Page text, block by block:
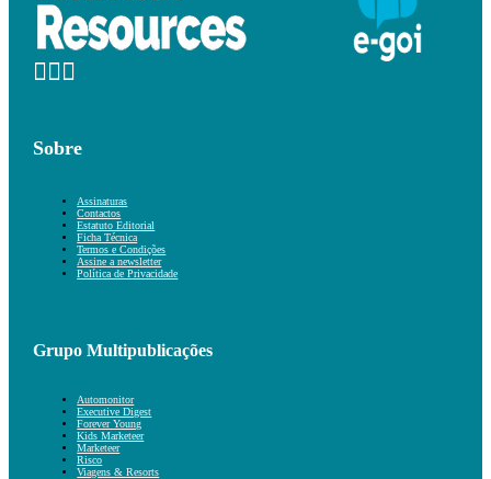
Sobre
Assinaturas
Contactos
Estatuto Editorial
Ficha Técnica
Termos e Condições
Assine a newsletter
Política de Privacidade
Grupo Multipublicações
Automonitor
Executive Digest
Forever Young
Kids Marketeer
Marketeer
Risco
Viagens & Resorts